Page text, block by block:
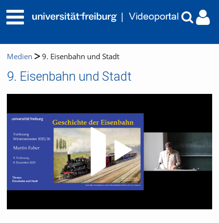
Medien 9. Eisenbahn und Stadt
9. Eisenbahn und Stadt